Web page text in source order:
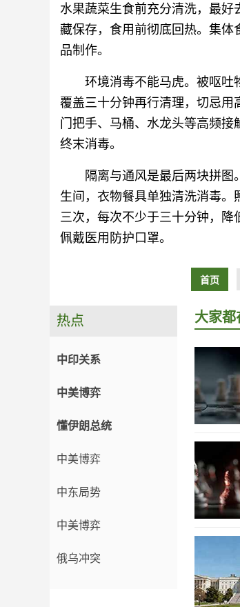
水果蔬菜生食前充分清洗，最
藏保存，食用前彻底回热。集
品制作。
环境消毒不能马虎。被呕吐
覆盖三十分钟再行清理，切忌
门把手、马桶、水龙头等高频
终末消毒。
隔离与通风是最后两块拼
生间，衣物餐具单独清洗消毒。
三次，每次不少于三十分钟，
佩戴医用防护口罩。
首页
热点
中印关系
中美博弈
懂伊朗总统
中美博弈
中东局势
中美博弈
俄乌冲突
大家都